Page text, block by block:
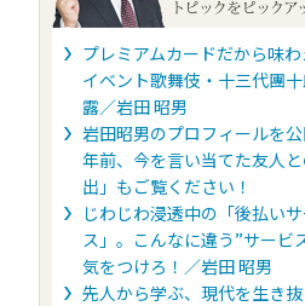
プレミアムカードだから味
イベント歌舞伎・十三代團
露／岩田 昭男
岩田昭男のプロフィールを
年前、今を言い当てた友人
出」もご覧ください！
じわじわ浸透中の「後払い
ス」。こんなに違う”サービ
気をつけろ！／岩田 昭男
先人から学ぶ、現代を生き抜